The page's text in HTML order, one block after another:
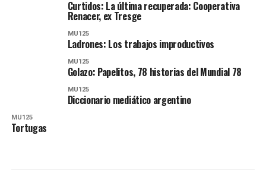
Curtidos: La última recuperada: Cooperativa
Renacer, ex Tresge
MU125
Ladrones: Los trabajos improductivos
MU125
Golazo: Papelitos, 78 historias del Mundial 78
MU125
Diccionario mediático argentino
MU125
Tortugas